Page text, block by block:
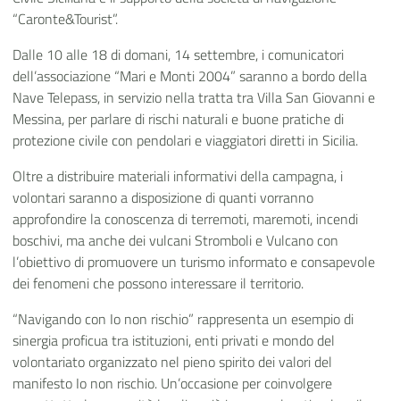
“Caronte&Tourist”.
Dalle 10 alle 18 di domani, 14 settembre, i comunicatori
dell’associazione “Mari e Monti 2004” saranno a bordo della
Nave Telepass, in servizio nella tratta tra Villa San Giovanni e
Messina, per parlare di rischi naturali e buone pratiche di
protezione civile con pendolari e viaggiatori diretti in Sicilia.
Oltre a distribuire materiali informativi della campagna, i
volontari saranno a disposizione di quanti vorranno
approfondire la conoscenza di terremoti, maremoti, incendi
boschivi, ma anche dei vulcani Stromboli e Vulcano con
l’obiettivo di promuovere un turismo informato e consapevole
dei fenomeni che possono interessare il territorio.
“Navigando con Io non rischio” rappresenta un esempio di
sinergia proficua tra istituzioni, enti privati e mondo del
volontariato organizzato nel pieno spirito dei valori del
manifesto Io non rischio. Un’occasione per coinvolgere